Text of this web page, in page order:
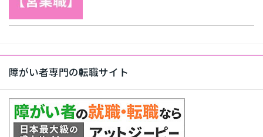
障がい者専門の転職サイト